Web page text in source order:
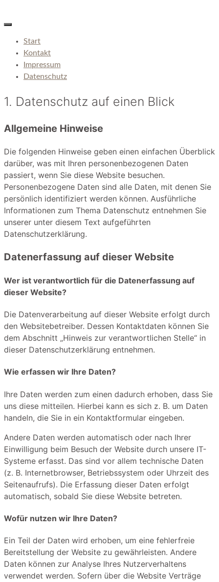
Start
Kontakt
Impressum
Datenschutz
1. Datenschutz auf einen Blick
Allgemeine Hinweise
Die folgenden Hinweise geben einen einfachen Überblick
darüber, was mit Ihren personenbezogenen Daten
passiert, wenn Sie diese Website besuchen.
Personenbezogene Daten sind alle Daten, mit denen Sie
persönlich identifiziert werden können. Ausführliche
Informationen zum Thema Datenschutz entnehmen Sie
unserer unter diesem Text aufgeführten
Datenschutzerklärung.
Datenerfassung auf dieser Website
Wer ist verantwortlich für die Datenerfassung auf
dieser Website?
Die Datenverarbeitung auf dieser Website erfolgt durch
den Websitebetreiber. Dessen Kontaktdaten können Sie
dem Abschnitt „Hinweis zur verantwortlichen Stelle“ in
dieser Datenschutzerklärung entnehmen.
Wie erfassen wir Ihre Daten?
Ihre Daten werden zum einen dadurch erhoben, dass Sie
uns diese mitteilen. Hierbei kann es sich z. B. um Daten
handeln, die Sie in ein Kontaktformular eingeben.
Andere Daten werden automatisch oder nach Ihrer
Einwilligung beim Besuch der Website durch unsere IT-
Systeme erfasst. Das sind vor allem technische Daten
(z. B. Internetbrowser, Betriebssystem oder Uhrzeit des
Seitenaufrufs). Die Erfassung dieser Daten erfolgt
automatisch, sobald Sie diese Website betreten.
Wofür nutzen wir Ihre Daten?
Ein Teil der Daten wird erhoben, um eine fehlerfreie
Bereitstellung der Website zu gewährleisten. Andere
Daten können zur Analyse Ihres Nutzerverhaltens
verwendet werden. Sofern über die Website Verträge